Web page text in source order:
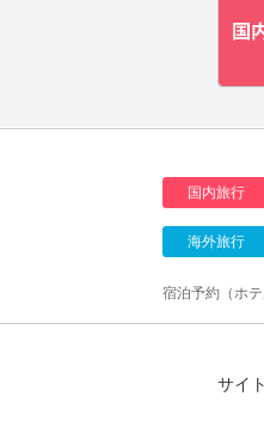
国内旅行
海外旅行
宿泊予約（ホ
サイ